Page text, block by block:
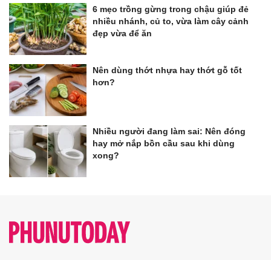
6 mẹo trồng gừng trong chậu giúp đẻ
nhiều nhánh, củ to, vừa làm cây cảnh
đẹp vừa để ăn
Nên dùng thớt nhựa hay thớt gỗ tốt
hơn?
Nhiều người đang làm sai: Nên đóng
hay mở nắp bồn cầu sau khi dùng
xong?